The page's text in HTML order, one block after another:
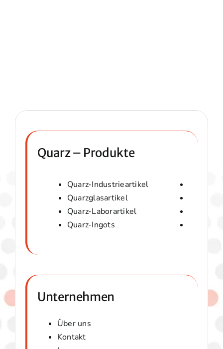
Quarz – Produkte
Quarz-Industrieartikel
Quarzglasartikel
Quarz-Laborartikel
Quarz-Ingots
Unternehmen
Über uns
Kontakt